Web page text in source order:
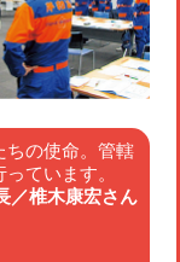
ちの使命。管轄
ています。
／椎木康宏さん